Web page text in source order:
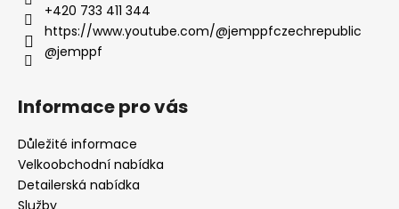
+420 733 411 344
https://www.youtube.com/@jemppfczechrepublic
@jemppf
Informace pro vás
Důležité informace
Velkoobchodní nabídka
Detailerská nabídka
Služby